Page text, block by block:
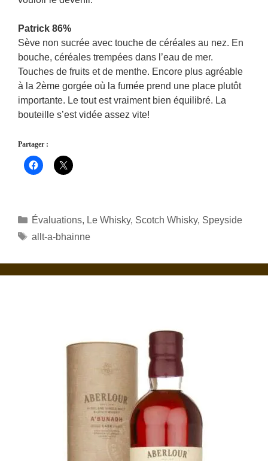
Patrick 86%
Sève non sucrée avec touche de céréales au nez. En
bouche, céréales trempées dans l’eau de mer.
Touches de fruits et de menthe. Encore plus agréable
à la 2ème gorgée où la fumée prend une place plutôt
importante. Le tout est vraiment bien équilibré. La
bouteille s’est vidée assez vite!
Partager :
Catégories
Évaluations, Le Whisky, Scotch Whisky, Speyside
Étiquettes
allt-a-bhainne